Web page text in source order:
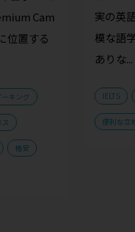
Cam
位置する
ーキング
格安
実の英
模な語
ありな...
IELTS
便利な立